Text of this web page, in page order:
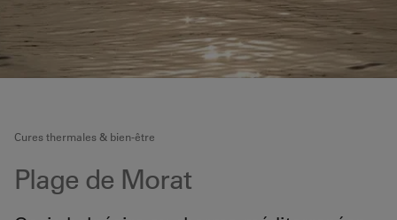
Cures thermales & bien-être
Plage de Morat